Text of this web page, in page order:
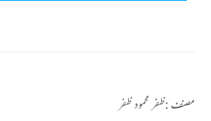
مصنف :ظفر محمود ظفر